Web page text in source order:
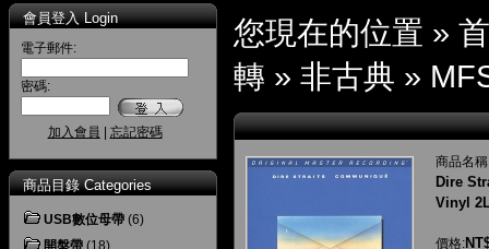
會員登入 Login
電子郵件:
密碼:
加入會員 忘記密碼
商品目錄 Categories
USB數位母帶 (6)
開盤帶 (18)
您現在的位置 »
轉 » 非古典 »
商品名
Dire
Vinyl
價格: